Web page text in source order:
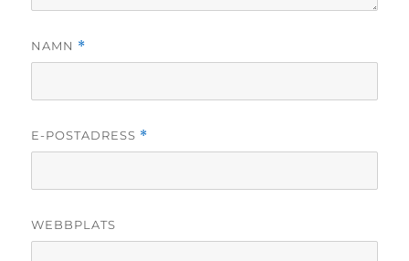
NAMN *
E-POSTADRESS *
WEBBPLATS